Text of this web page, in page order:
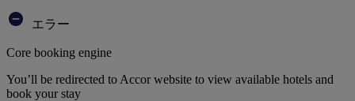
エラー
Core booking engine
You’ll be redirected to Accor website to view available hotels and
book your stay